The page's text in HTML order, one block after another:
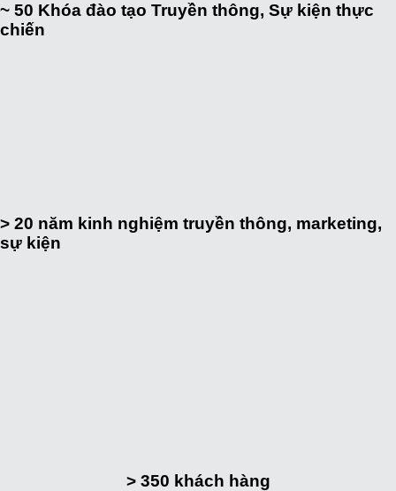
~ 50 Khóa đào tạo Truyền thông, Sự kiện thực
chiến
> 20 năm kinh nghiệm truyền thông, marketing,
sự kiện
> 350 khách hàng